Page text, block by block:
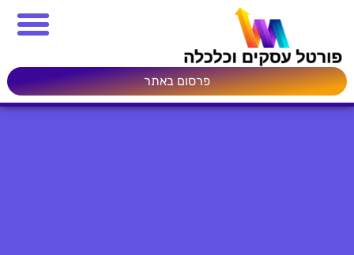
פרסום באתר